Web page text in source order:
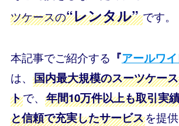
ツケースの“レンタル” です。
本記事でご紹介する 『アールワ
は、 国内最大規模のスーツケー
トで、 年間10万件以上も取引実
と信頼で充実したサービスを提